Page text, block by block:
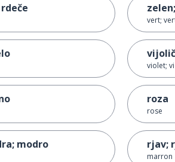
modro
vert;
violet;
roza
rose
rjav;
marron